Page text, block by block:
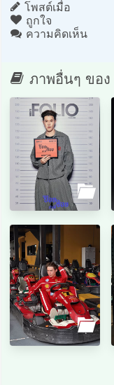
โพสต์เมื่อ
ถูกใจ
ความคิดเห็น
ภาพอื่นๆ ของ